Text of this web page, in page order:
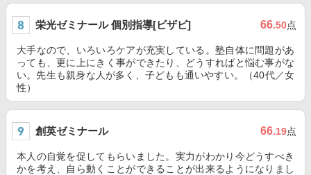
栄光ゼミナール 個別指導[ビザビ] 66.50点
大手なので、いろいろケアが充実している。塾自体に問題があ
っても、更に上にきく事ができたり、どうすればと悩む事がな
い。先生も親身な人が多く、子どもも通いやすい。（40代／女
性）
創英ゼミナール 66.19点
本人の自覚を促してもらいました。実力がわかり今どうすべき
かを考え、自ら動くことができることが出来るようになりまし